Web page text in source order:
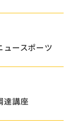
ースポーツ
達講座